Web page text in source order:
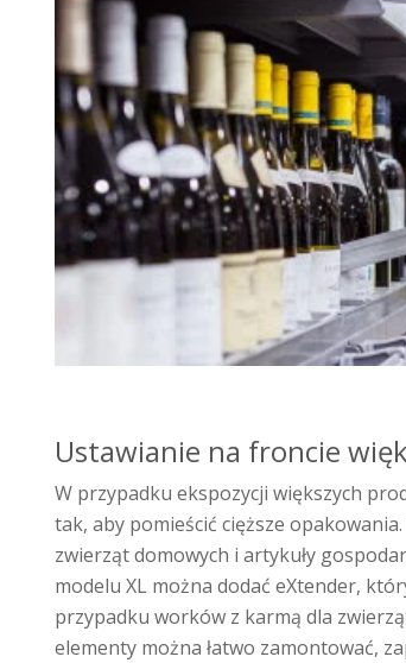
Ustawianie na froncie
W przypadku ekspozycji większych
tak, aby pomieścić cięższe
zwierząt domowych i artykuły
modelu XL można dodać eXtender,
przypadku worków z karmą dla
elementy można łatwo zamontować,